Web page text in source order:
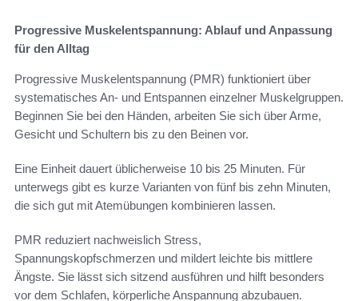
Progressive Muskelentspannung: Ablauf und Anpassung
für den Alltag
Progressive Muskelentspannung (PMR) funktioniert über
systematisches An- und Entspannen einzelner Muskelgruppen.
Beginnen Sie bei den Händen, arbeiten Sie sich über Arme,
Gesicht und Schultern bis zu den Beinen vor.
Eine Einheit dauert üblicherweise 10 bis 25 Minuten. Für
unterwegs gibt es kurze Varianten von fünf bis zehn Minuten,
die sich gut mit Atemübungen kombinieren lassen.
PMR reduziert nachweislich Stress,
Spannungskopfschmerzen und mildert leichte bis mittlere
Ängste. Sie lässt sich sitzend ausführen und hilft besonders
vor dem Schlafen, körperliche Anspannung abzubauen.